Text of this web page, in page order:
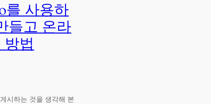
를 사용하
들고 온라
방법
시하는 것을 생각해 본